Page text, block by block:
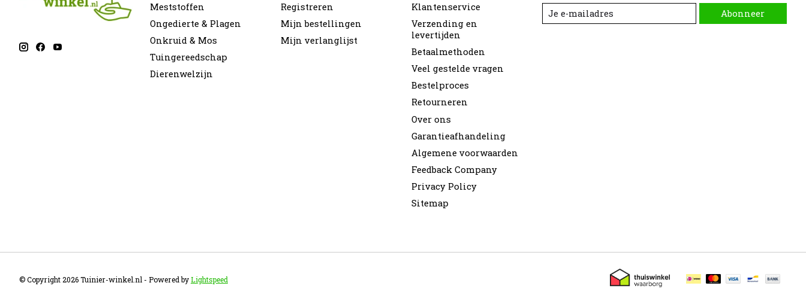
Meststoffen
Ongedierte & Plagen
Onkruid & Mos
Tuingereedschap
Dierenwelzijn
Registreren
Mijn bestellingen
Mijn verlanglijst
Klantenservice
Verzending en
levertijden
Betaalmethoden
Veel gestelde vragen
Bestelproces
Retourneren
Over ons
Garantieafhandeling
Algemene voorwaarden
Feedback Company
Privacy Policy
Sitemap
Abonneer
© Copyright 2026 Tuinier-winkel.nl - Powered byLightspeed